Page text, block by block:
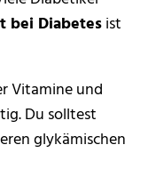
bei Diabetesist
Vitamine und
Du solltest
glykämischen